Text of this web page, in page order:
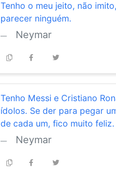
Tenho o meu jeito, não
parecer ninguém.
Neymar
Tenho Messi e Cristiano
ídolos. Se der para pegar
de cada um, fico muito feliz.
Neymar